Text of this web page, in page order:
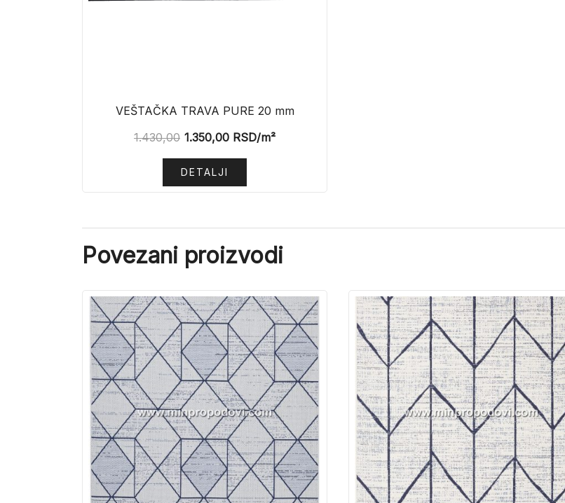
VEŠTAČKA TRAVA PURE 20 mm
1.430,00 1.350,00 RSD/m²
DETALJI
Povezani proizvodi